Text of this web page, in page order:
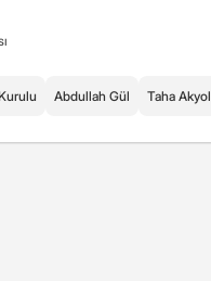
Abdullah Gül Taha Akyol